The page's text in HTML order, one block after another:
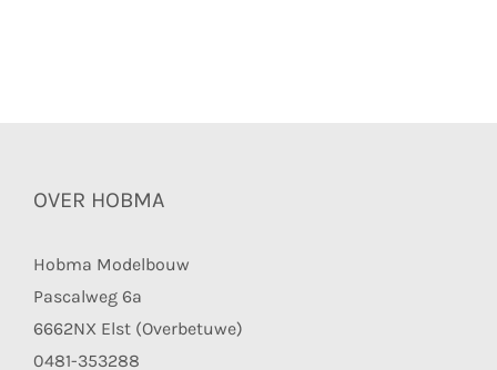
OVER HOBMA
Hobma Modelbouw
Pascalweg 6a
6662NX Elst (Overbetuwe)
0481-353288